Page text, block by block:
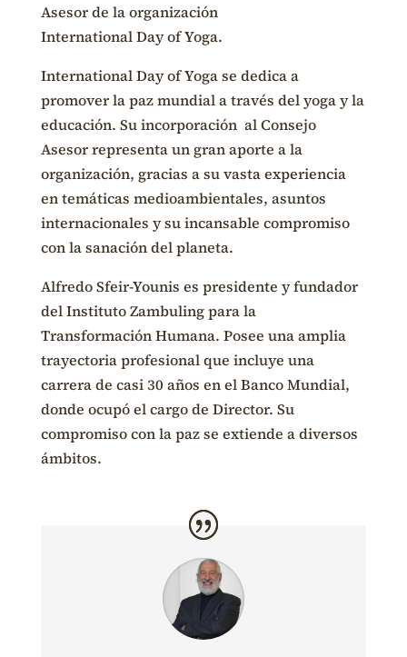
Asesor de la organización
InternationalDayofYoga.
InternationalDayofYogase dedica a
promover la paz mundial a través delyogay la
educación. Su incorporación al Consejo
Asesor representa un gran aporte a la
organización, gracias a su vasta experiencia
en temáticas medioambientales, asuntos
internacionales y su incansable compromiso
con la sanación del planeta.
Alfredo Sfeir-Younis es presidente y fundador
del Instituto Zambuling para la
Transformación Humana. Posee una amplia
trayectoria profesional que incluye una
carrera de casi 30 años en el Banco Mundial,
donde ocupó el cargo de Director. Su
compromiso con la paz se extiende a diversos
ámbitos.